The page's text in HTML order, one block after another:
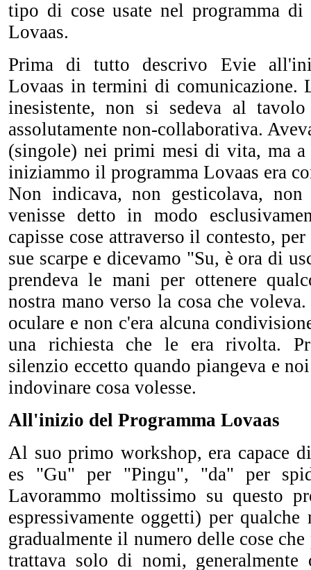
tipo di cose usate nel programma
Lovaas.
Prima di tutto descrivo Evie
Lovaas in termini di comunicazione.
inesistente, non si sedeva al
assolutamente non-collaborativa.
(singole) nei primi mesi di vita, ma
iniziammo il programma Lovaas era
Non indicava, non gesticolava,
venisse detto in modo
capisse cose attraverso il contesto,
sue scarpe e dicevamo "Su, è ora di
prendeva le mani per ottenere
nostra mano verso la cosa che
oculare e non c'era alcuna
una richiesta che le era rivolta.
silenzio eccetto quando piangeva e
indovinare cosa volesse.
All'inizio del Programma Lovaas
Al suo primo workshop, era capace
es "Gu" per "Pingu", "da" per
Lavorammo moltissimo su questo
espressivamente oggetti) per qualche
gradualmente il numero delle cose
trattava solo di nomi,